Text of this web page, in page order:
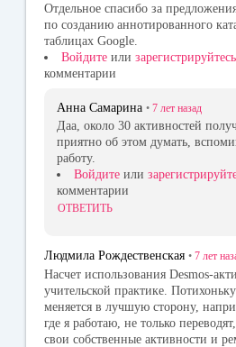
Отдельное спасибо за
по созданию аннотированного
таблицах Google.
Войдите или зарегистрируйтесь
комментарии
Анна Самарина • 7 лет назад
Даа, около 30 активностей
приятно об этом думать,
работу.
Войдите или
комментарии
ОТВЕТИТЬ
Людмила Рождественская • 7 лет
Насчет использования Desmos-
учительской практике.
меняется в лучшую сторону,
где я работаю, не только
свои собственные активности и